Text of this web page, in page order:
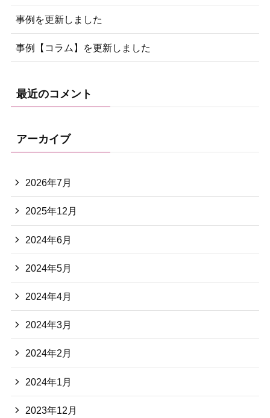
事例を更新しました
事例【コラム】を更新しました
最近のコメント
アーカイブ
2026年7月
2025年12月
2024年6月
2024年5月
2024年4月
2024年3月
2024年2月
2024年1月
2023年12月